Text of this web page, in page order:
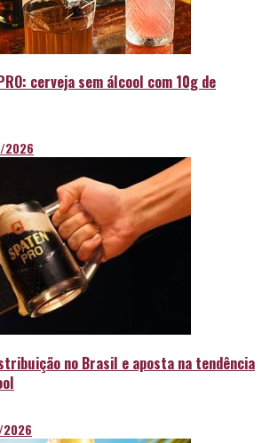
cerveja sem álcool com 10g de
2026
no Brasil e aposta na tendência